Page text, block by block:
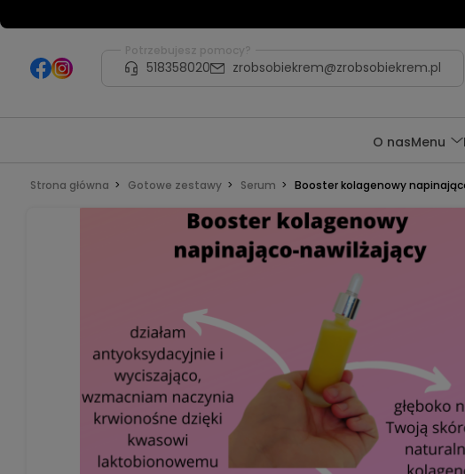
Potrzebujesz pomocy?
518358020 zrobsobiekrem@zrobsobiekrem.pl
O nasMenu
Strona główna Gotowe zestawy Serum Booster kolagenowy